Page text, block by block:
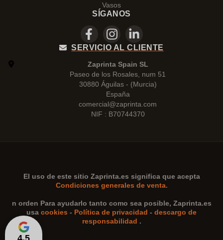
4,5
Vasos
SÍGANOS
SERVICIO AL CLIENTE
Zaprinta Spain SL
Paseo de los Rosales, num 51
30880 Águilas - (Murcia)
España
comercial@zaprinta.com
NIF : B70744370
El uso de este sitio Zaprinta.es significa que acepta
Condiciones generales de venta.
n orden Para ayudarlo tanto como sea posible, Zaprinta.es
usa cookies - Política de privacidad - descargo de
responsabilidad .